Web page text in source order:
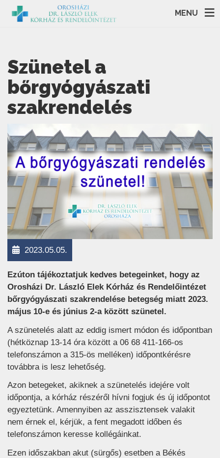
MENU
Szünetel a
bőrgyógyászati
szakrendelés
2023.05.05.
Ezúton tájékoztatjuk kedves betegeinket, hogy az
Orosházi Dr. László Elek Kórház és Rendelőintézet
bőrgyógyászati szakrendelése betegség miatt 2023.
május 10-e és június 2-a között szünetel.
A szünetelés alatt az eddig ismert módon és időpontban
(hétköznap 13-14 óra között a 06 68 411-166-os
telefonszámon a 315-ös melléken) időpontkérésre
továbbra is lesz lehetőség.
Azon betegeket, akiknek a szünetelés idejére volt
időpontja, a kórház részéről hívni fogjuk és új időpontot
egyeztetünk. Amennyiben az asszisztensek valakit
nem érnek el, kérjük, a fent megadott időben és
telefonszámon keresse kollégáinkat.
Ezen időszakban akut (sürgős) esetben a Békés